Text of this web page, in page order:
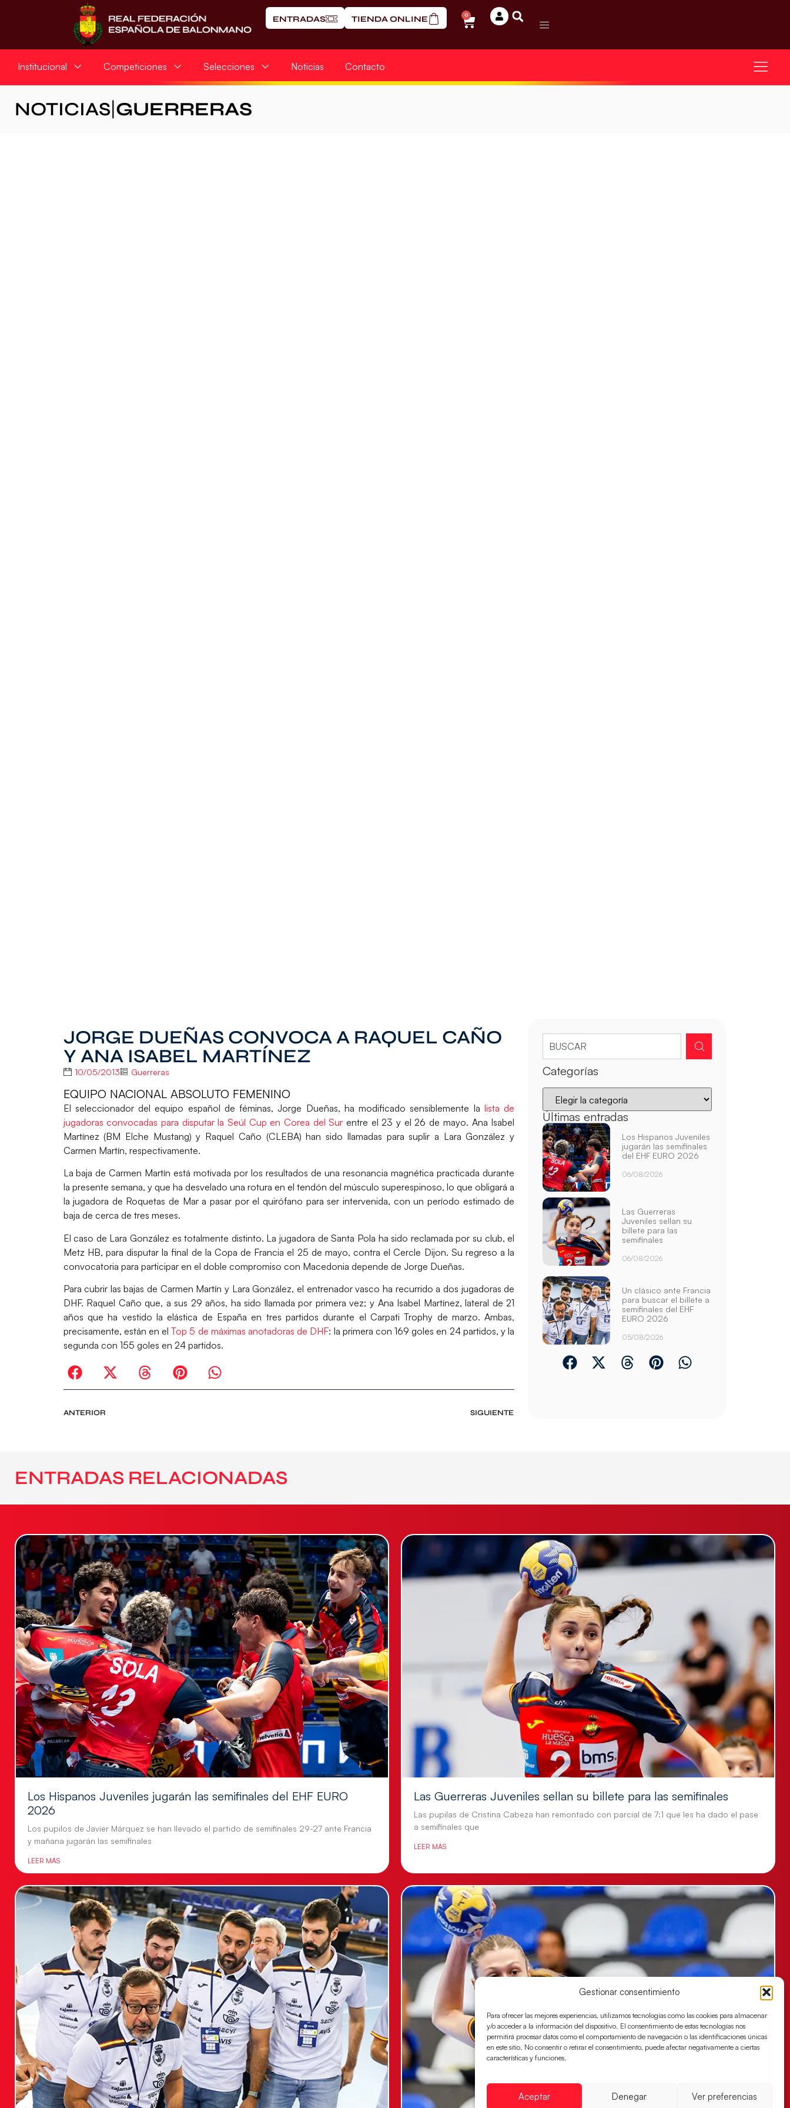
Gestionar consentimiento
Para ofrecer las mejores experiencias, utilizamos tecnologías como las cookies para almacenar
y/o acceder a la información del dispositivo. El consentimiento de estas tecnologías nos
permitirá procesar datos como el comportamiento de navegación o las identificaciones únicas
en este sitio. No consentir o retirar el consentimiento, puede afectar negativamente a ciertas
características y funciones.
Aceptar Denegar Ver preferencias
ENTRADAS TIENDA ONLINE 0
Institucional Competiciones Selecciones Noticias Contacto
NOTICIAS GUERRERAS
JORGE DUEÑAS CONVOCA A RAQUEL CAÑO
Y ANA ISABEL MARTÍNEZ
10/05/2013 Guerreras
EQUIPO NACIONAL ABSOLUTO FEMENINO
El seleccionador del equipo español de féminas,Jorge Dueñas, ha modificado sensiblemente la lista de
jugadoras convocadas para disputar la Seúl Cup en Corea del Sur entre el 23 y el 26 de mayo. Ana Isabel
Martínez (BM Elche Mustang) y Raquel Caño (CLEBA) han sido llamadas para suplir a Lara González y
Carmen Martín, respectivamente.
La baja deCarmen Martín está motivada por los resultados de una resonancia magnética practicada durante
la presente semana, y que ha desvelado una rotura en el tendón del músculo superespinoso, lo que obligará a
la jugadora de Roquetas de Mar a pasar por el quirófano para ser intervenida, con un período estimado de
baja de cerca de tres meses.
El caso de Lara González es totalmente distinto. La jugadora de Santa Pola ha sido reclamada por su club, el
Metz HB, para disputar la final de la Copa de Francia el 25 de mayo, contra el Cercle Dijon. Su regreso a la
convocatoria para participar en el doble compromiso con Macedonia depende de Jorge Dueñas.
Para cubrir las bajas de Carmen Martín y Lara González, el entrenador vasco ha recurrido a dos jugadoras de
DHF. Raquel Caño que, a sus 29 años, ha sido llamada por primera vez; y Ana Isabel Martínez, lateral de 21
años que ha vestido la elástica de España en tres partidos durante el Carpati Trophy de marzo. Ambas,
precisamente, están en elTop 5 de máximas anotadoras de DHF: la primera con 169 goles en 24 partidos, y la
segunda con 155 goles en 24 partidos.
ANTERIOR SIGUIENTE
Categorías
Últimas entradas
Los Hispanos Juveniles
jugarán las semifinales
del EHF EURO 2026
06/08/2026
Las Guerreras
Juveniles sellan su
billete para las
semifinales
06/08/2026
Un clásico ante Francia
para buscar el billete a
semifinales del EHF
EURO 2026
05/08/2026
ENTRADAS RELACIONADAS
Los Hispanos Juveniles jugarán las semifinales del EHF EURO
2026
Los pupilos de Javier Márquez se han llevado el partido de semifinales 29-27 ante Francia
y mañana jugarán las semifinales
LEER MÁS
Las Guerreras Juveniles sellan su billete para las semifinales
Las pupilas de Cristina Cabeza han remontado con parcial de 7:1 que les ha dado el pase
a semifinales que
LEER MÁS